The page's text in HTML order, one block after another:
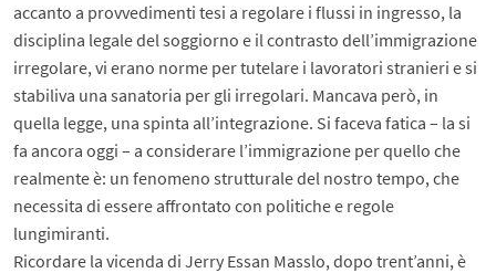
accanto a provvedimenti tesi a regolare i flussi in ingresso, la
disciplina legale del soggiorno e il contrasto dell’immigrazione
irregolare, vi erano norme per tutelare i lavoratori stranieri e si
stabiliva una sanatoria per gli irregolari. Mancava però, in
quella legge, una spinta all’integrazione. Si faceva fatica – la si
fa ancora oggi – a considerare l’immigrazione per quello che
realmente è: un fenomeno strutturale del nostro tempo, che
necessita di essere affrontato con politiche e regole
lungimiranti.
Ricordare la vicenda di Jerry Essan Masslo, dopo trent’anni, è